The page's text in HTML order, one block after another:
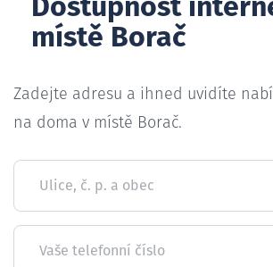
Dostupnost
místě Borač
Zadejte adresu a ihned uvidíte
na doma v místě Borač.
Ulice, č. p. a obec
Vaše telefonní číslo